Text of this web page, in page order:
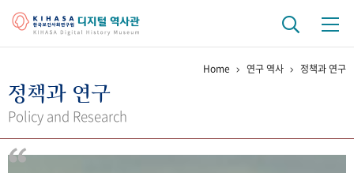
걸어온 길 기관 변천사
연구 역사
Home 연구 역사 정책과 연구
정책과 연구
Policy and Research